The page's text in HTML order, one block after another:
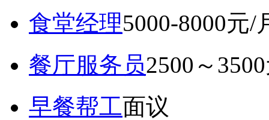
食堂经理5000-8000元/
餐厅服务员2500～
早餐帮工面议